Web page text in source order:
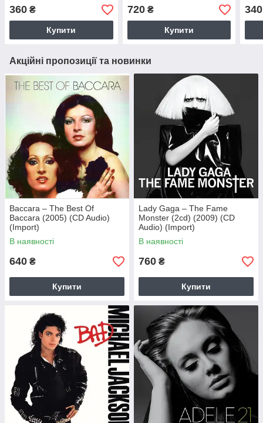
360 ₴
Купити
720₴
Купити
340
Акційні пропозиції та новинки
Baccara – The Best Of
Baccara (2005) (CD Audio)
(Import)
В наявності
640 ₴
Купити
Lady Gaga – The Fame
Monster (2cd) (2009) (CD
Audio) (Import)
В наявності
760 ₴
Купити